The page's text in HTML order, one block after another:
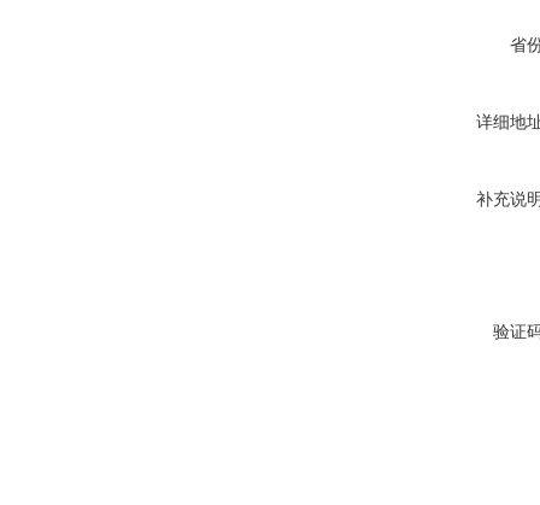
省
详细地
补充说
验证